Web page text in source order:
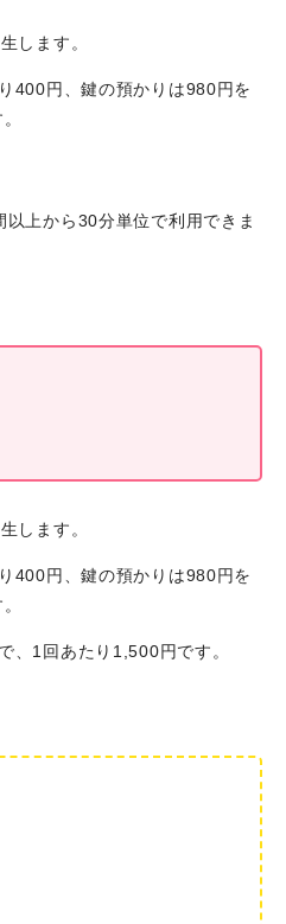
します。
400円、鍵の預かりは980円を
上から30分単位で利用できま
します。
400円、鍵の預かりは980円を
、1回あたり1,500円です。